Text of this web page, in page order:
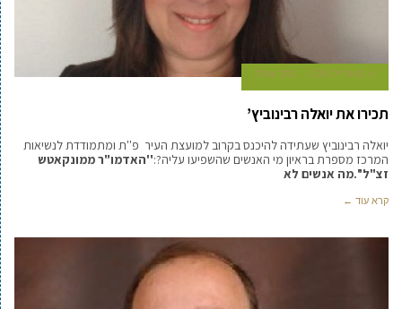
4 באפריל 2016 כתב אורח
תכירו את יואלה רבינוביץ’
יואלה רבינוביץ שעתידה להיכנס בקרוב למועצת העיר פ''ת ומתמודדת לנשיאות
המרכז מספרת בראיון מי האנשים שהשפיעו עליה?:''האדמו"ר ממונקאטש
זצ"ל''.מה אנשים לא
קרא עוד ←